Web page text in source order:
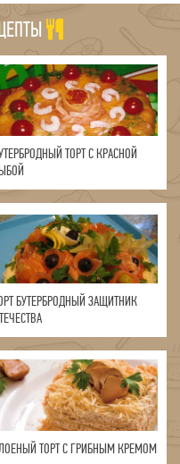
ТОРТ С КРАСНОЙ
БУТЕРБРОДНЫЙ ЗАЩИТНИК
ТОРТ С ГРИБНЫМ КРЕМОМ